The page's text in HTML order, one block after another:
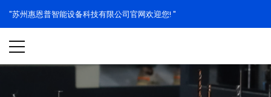
"苏州惠恩普智能设备科技有限公司官网欢迎您! "